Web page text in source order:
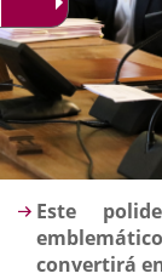
Descripción
Este
convertirá